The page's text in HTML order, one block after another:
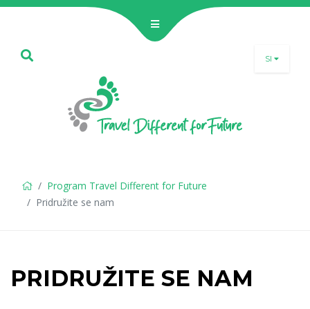
SI
Program Travel Different for Future
Pridružite se nam
PRIDRUŽITE SE NAM